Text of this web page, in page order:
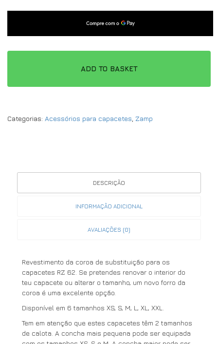
ADD TO BASKET
Categorias: Acessórios para capacetes Zamp
DESCRIÇÃO
INFORMAÇÃO ADICIONAL
AVALIAÇÕES (0)
Revestimento da coroa de substituição para os
capacetes RZ 62. Se pretendes renovar o interior do
teu capacete ou alterar o tamanho, um novo forro da
coroa é uma excelente opção.
Disponível em 6 tamanhos XS, S, M, L, XL, XXL.
Tem em atenção que estes capacetes têm 2 tamanhos
de calota. A concha mais pequena pode ser equipada